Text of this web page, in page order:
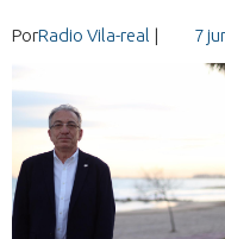
PorRadio Vila-real | 7